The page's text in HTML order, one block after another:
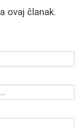
ovaj članak.